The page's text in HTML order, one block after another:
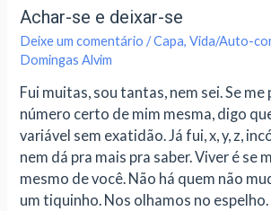
Achar-se e deixar-se
Deixe um comentário /Capa,Vida/Auto-
Domingas Alvim
Fui muitas, sou tantas, nem sei. Se
número certo de mim mesma, digo
variável sem exatidão. Já fui, x, y, z,
nem dá pra mais pra saber. Viver é se
mesmo de você. Não há quem não
um tiquinho. Nos olhamos no